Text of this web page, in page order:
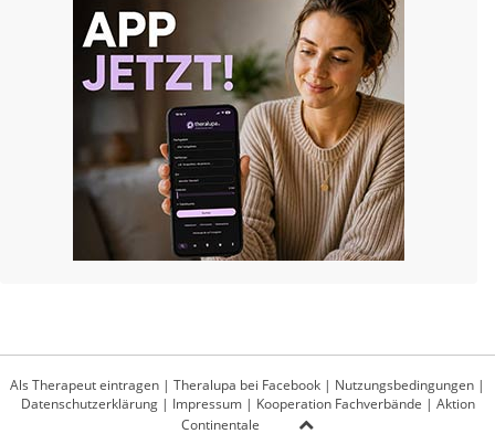
Als Therapeut eintragen | Theralupa bei Facebook | Nutzungsbedingungen |
Datenschutzerklärung| Impressum| Kooperation Fachverbände | Aktion
Continentale